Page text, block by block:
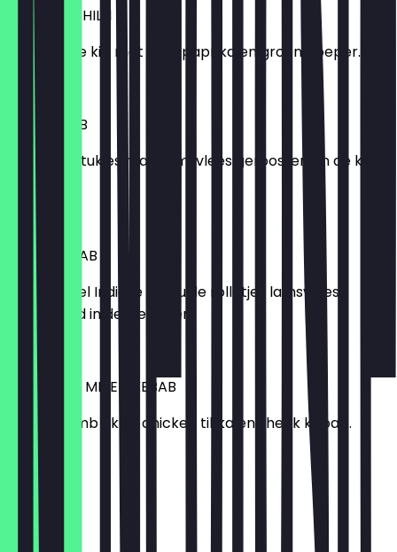
CHICKEN CHILLI
Gedroogde kip met uien, paprika en groene peper.
7,00 €
BOTI KEBAB
Gekruide stukjes mals lamsvlees geroosterd in de klei-
oven.
8,25 €
SHEEK KEBAB
Traditioneel Indiase gekruide rolletjes lamsvlees,
geroosterd in de klei-oven.
7,00 €
TANDOORI MIXED KEBAB
Mix van lamb tikka, chicken tikka en sheek kebab.
9,25 €